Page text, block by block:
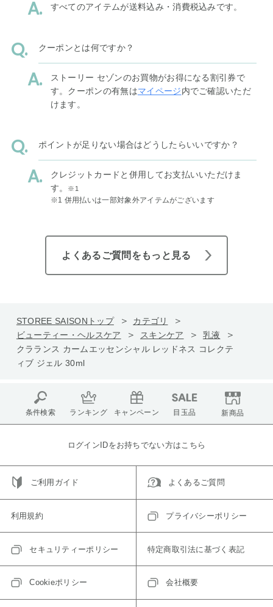
すべてのアイテムが送料込み・消費税込みです。
クーポンとは何ですか？
ストーリー セゾンのお買物がお得になる割引券で
す。クーポンの有無はマイページ内でご確認いただ
けます。
ポイントが足りない場合はどうしたらいいですか？
クレジットカードと併用してお支払いいただけま
す。
※1
※1 併用払いは一部対象外アイテムがございます
よくあるご質問をもっと見る
STOREE SAISONトップ
カテゴリ
ビューティー・ヘルスケア
スキンケア
乳液
クラランス カームエッセンシャル レッドネス コレクテ
ィブ ジェル 30ml
条件検索 ランキング キャンペーン 目玉品 新商品
ログインIDをお持ちでない方はこちら
ご利用ガイド よくあるご質問
利用規約 プライバシーポリシー
セキュリティーポリシー 特定商取引法に基づく表記
Cookieポリシー 会社概要